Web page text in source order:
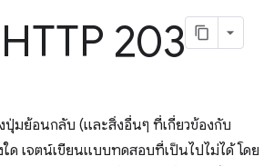
203
ปุ่มย้อนกลับ (และสิ่งอื่นๆ ที่เกี่ยวข้องกับ
ใด เจตน์เขียนแบบทดสอบที่เป็นไปไม่ได้ โดย